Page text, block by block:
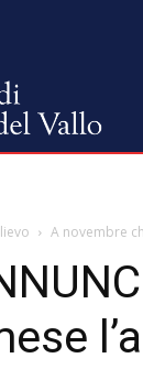
A novembre